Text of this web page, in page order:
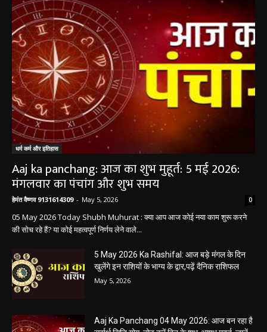
धर्म कर्म और इतिहास
Aaj ka panchang: आज का शुभ मुहूर्त: 5 मई 2026:
मंगलवार का पंचांग और शुभ समय
हेमंत वैष्णव 9131614309 - May 5, 2026
05 May 2026 Today Shubh Muhurat : क्या आप आज कोई नया काम शुरू करने
की सोच रहे हैं? या कोई महत्वपूर्ण निर्णय लेने वाले...
May 5, 2026